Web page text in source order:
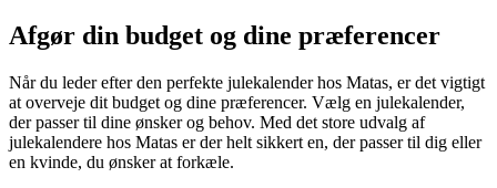
Afgør din budget og dine præferencer
Når du leder efter den perfekte julekalender hos Matas, er det vigtigt
at overveje dit budget og dine præferencer. Vælg en julekalender,
der passer til dine ønsker og behov. Med det store udvalg af
julekalendere hos Matas er der helt sikkert en, der passer til dig eller
en kvinde, du ønsker at forkæle.